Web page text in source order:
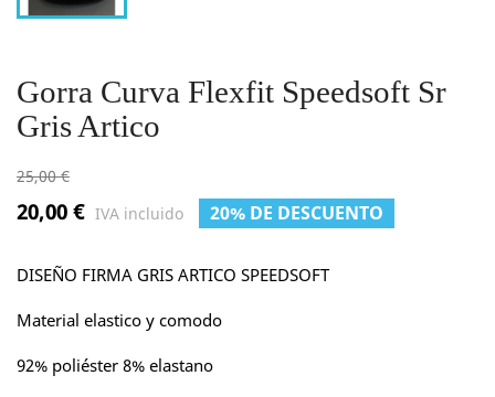
Gorra Curva Flexfit Speedsoft Sr
Gris Artico
25,00 €
20,00 € IVA incluido 20% DE DESCUENTO
DISEÑO FIRMA GRIS ARTICO SPEEDSOFT
Material elastico y comodo
92% poliéster 8% elastano